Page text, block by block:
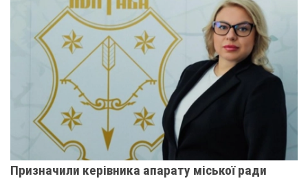
Призначили керівника апарату міської ради